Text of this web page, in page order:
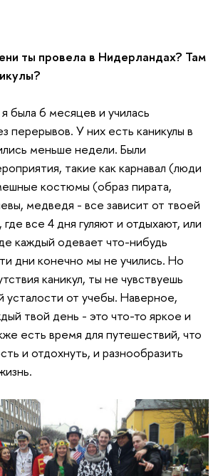
ты провела в Нидерландах? Там
была 6 месяцев и училась
перерывов. У них есть каникулы в
меньше недели. Были
такие как карнавал (люди
костюмы (образ пирата,
медведя - все зависит от твоей
все 4 дня гуляют и отдыхают, или
каждый одевает что-нибудь
дни конечно мы не учились. Но
каникул, ты не чувствуешь
усталости от учебы. Наверное,
твой день - это что-то яркое и
есть время для путешествий, что
и отдохнуть, и разнообразить